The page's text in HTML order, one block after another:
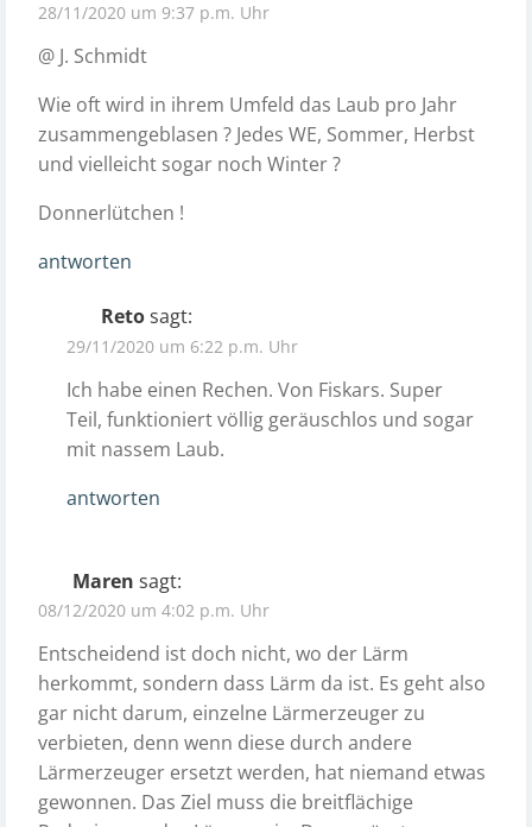
28/11/2020 um 9:37 p.m. Uhr
@ J. Schmidt
Wie oft wird in ihrem Umfeld das Laub pro Jahr
zusammengeblasen ? Jedes WE, Sommer, Herbst
und vielleicht sogar noch Winter ?
Donnerlütchen !
antworten
Retosagt:
29/11/2020 um 6:22 p.m. Uhr
Ich habe einen Rechen. Von Fiskars. Super
Teil, funktioniert völlig geräuschlos und sogar
mit nassem Laub.
antworten
Maren sagt:
08/12/2020 um 4:02 p.m. Uhr
Entscheidend ist doch nicht, wo der Lärm
herkommt, sondern dass Lärm da ist. Es geht also
gar nicht darum, einzelne Lärmerzeuger zu
verbieten, denn wenn diese durch andere
Lärmerzeuger ersetzt werden, hat niemand etwas
gewonnen. Das Ziel muss die breitflächige